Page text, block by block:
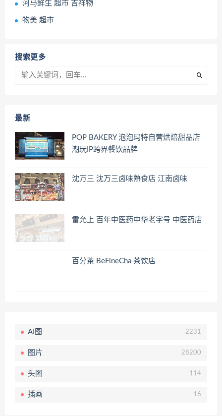
河马鲜生 超市 吉祥物
物美 超市
搜索更多
最新
POP BAKERY 泡泡玛特自营烘焙甜品店
潮玩IP跨界餐饮品牌
沈万三 沈万三卤味熟食店 江南卤味
雷允上 百年中医药中华老字号 中医药店
百分茶 BeFineCha 茶饮店
AI图 2231
图片 28200
头图 114
插画 16